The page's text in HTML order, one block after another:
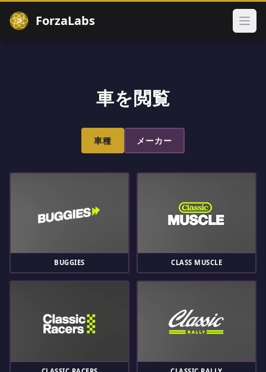
ForzaLabs メイ
車を閲覧
車種 メーカー
BUGGIES CLASS MUSCLE